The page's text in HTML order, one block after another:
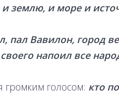
землю, и море и
пал Вавилон, город
напоил все
громким голосом: кто